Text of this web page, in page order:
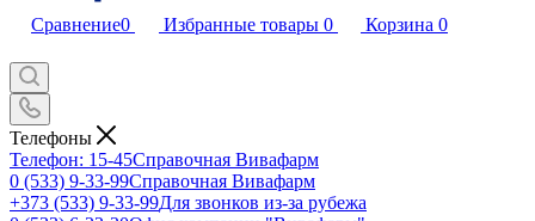
Сравнение0 Избранные товары 0 Корзина 0
Телефоны
Телефон: 15-45Справочная Вивафарм
0 (533) 9-33-99Справочная Вивафарм
+373 (533) 9-33-99Для звонков из-за рубежа